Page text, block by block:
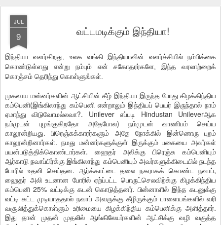
JUL
9 வட்டமடிக்கும் இந்தியா!
இந்தியா வளர்கிறது, உலக வங்கி இந்தியாவின் வளர்ச்சியில் நம்பிக்கை
கொண்டுள்ளது என்று நம்பும் என் சகோதரர்களே, இந்த வரலாற்றைக்
கொஞ்சம் தெரிந்து கொள்ளுங்கள்.
முகலாய மன்னர்களின் ஆட்சியின் கீழ் இந்தியா இருந்த போது கிழக்கிந்திய
கம்பெனி(இங்கிலாந்து கம்பெனி என்றாலும் இந்தியப் பெயர் இருந்தால் நாம்
ஏமாந்து விடுவோமல்லவா?. Unilever எப்படி Hindustan Unileverஆக
நம்முடன் புழங்குகிறதோ அதேபோல) நம்முடன் வாணிபம் செய்ய
காலூன்றியது. பிரெஞ்சுக்காரர்களும் அதே நோக்கில் இன்னொரு புறம்
காலூன்றினார்கள். நமது மன்னர்களுக்குள் இருக்கும் பகையை அவர்கள்
பயன்படுத்திக்கொண்டார்கள். ஹைதர் அலிக்கு பிரெஞ்சு கம்பெனியும்
ஆர்காடு நவாப்பிர்க்கு இங்கிலாந்து கம்பெனியும் அவர்களுக்கிடையில் நடந்த
போரில் உதவி செய்தன. ஆர்க்காட்டை தலை நகராகக் கொண்ட நவாப்,
ஹைதர் அலி உடனான போரில் ஏற்ப்பட்ட பொருட்செலவிற்க்கு கிழக்கிந்திய
கம்பெனி 25% வட்டிக்கு கடன் கொடுத்தனர். பின்னாளில் இந்த கடனுக்கு
வட்டி கட்ட முடியாததால் நவாப் அவருக்கு கீழிருக்கும் பாளையங்களில் வரி
வசூலித்துக்கொள்ளும் உரிமையை கிழக்கிந்திய கம்பெனிக்கு அளித்தார்.
இது தான் முதன் முதலில் ஆங்கிலேயர்களின் ஆட்சிக்கு வழி வகுத்த